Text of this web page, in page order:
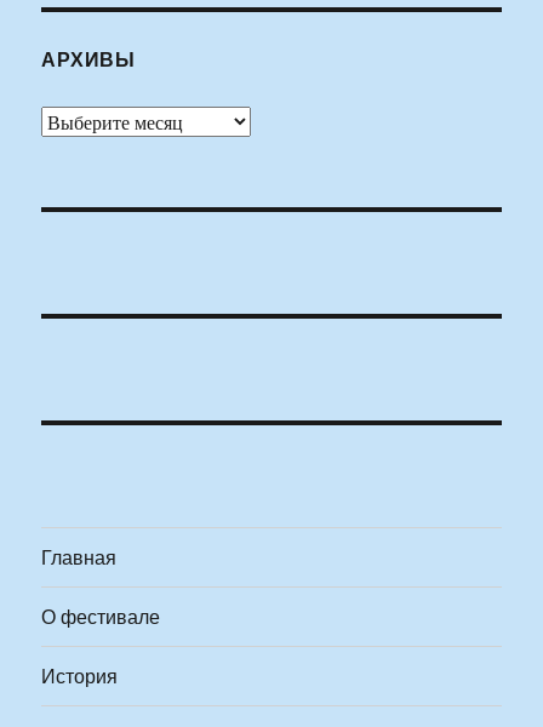
АРХИВЫ
Архивы
Главная
О фестивале
История